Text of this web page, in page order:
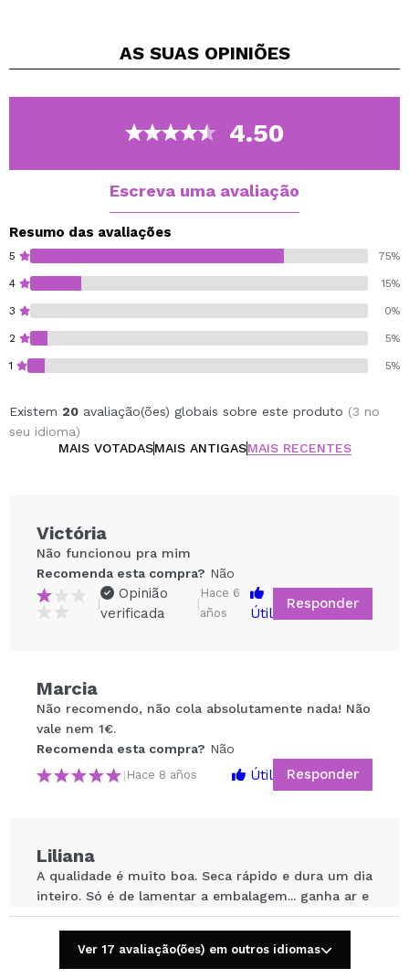
lash roots as possible. Using fingertip, gently press
Gently peel band off lid, starting at the outer corner.
Clean and by peeling off lash adhesive. Place lashes
back in lash tray to maintain their shape for re-use.
AS SUAS OPINIÕES
4.50
Escreva uma avaliação
Resumo das avaliações
5 75%
4 15%
3 0%
2 5%
1 5%
Existem 20 avaliação(ões) globais sobre este produto (3 no
seu idioma)
MAIS VOTADASMAIS ANTIGASMAIS RECENTES
Compartilhar um vídeo ou uma foto
Seu vídeo pode ser o primeiro. Imagine isso...
Recomenda esta compra? Sim Não
Victória
Não funcionou pra mim
Recomenda esta compra? Não
|
Opinião
verificada
|
Hace 6
años
Útil
Responder
Marcia
Não recomendo, não cola absolutamente nada! Não
vale nem 1€.
Recomenda esta compra? Não
| Hace 8 años Útil Responder
Liliana
A qualidade é muito boa. Seca rápido e dura um dia
inteiro. Só é de lamentar a embalagem... ganha ar e
para sair tem de se apertar, depois sai em excesso.
Recomenda esta compra? Sim
Ver 17 avaliação(ões) em outros idiomas